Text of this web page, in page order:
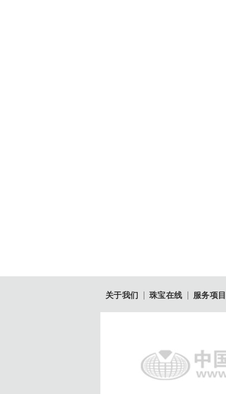
关于我们 珠宝在线 服务项目